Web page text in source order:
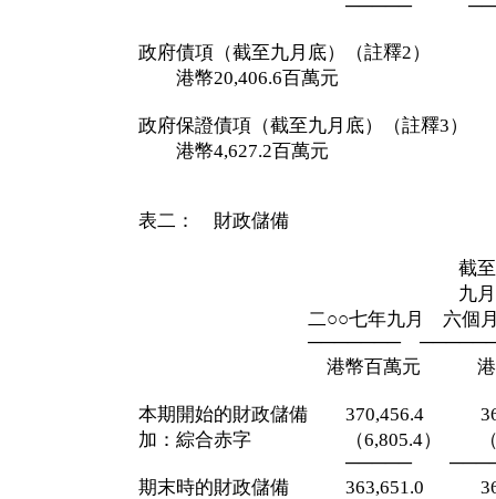
─────
政府債項（截至九月底）（註釋2）
港幣20,406.6百萬元
政府保證債項（截至九月底）（註釋3）
港幣4,627.2百萬元
表二： 財政儲備
截至二○○
九月三十
二○○七年九月 六個
───────
港幣百萬元 港幣百
本期開始的財政儲備 370,456.4
加：綜合赤字 （6,805.4） （
─────
期末時的財政儲備 363,651.0